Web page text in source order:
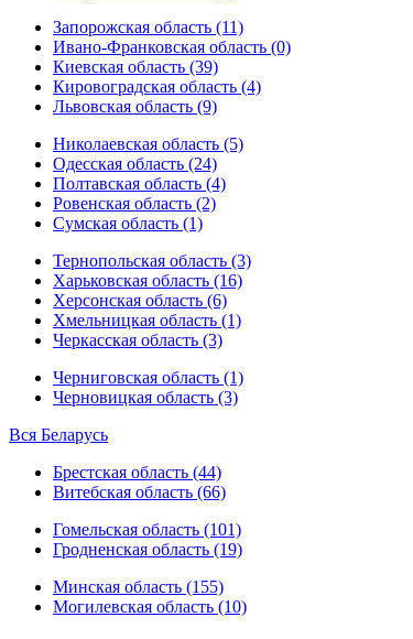
Запорожская область (11)
Ивано-Франковская область (0)
Киевская область (39)
Кировоградская область (4)
Львовская область (9)
Николаевская область (5)
Одесская область (24)
Полтавская область (4)
Ровенская область (2)
Сумская область (1)
Тернопольская область (3)
Харьковская область (16)
Херсонская область (6)
Хмельницкая область (1)
Черкасская область (3)
Черниговская область (1)
Черновицкая область (3)
Вся Беларусь
Брестская область (44)
Витебская область (66)
Гомельская область (101)
Гродненская область (19)
Минская область (155)
Могилевская область (10)